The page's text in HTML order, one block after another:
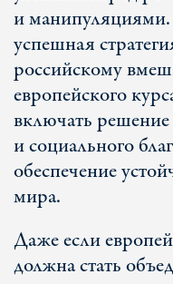
и
успешная
российскому
европейского
включать
и социального
обеспечение
мира.
Даже если
должна стать